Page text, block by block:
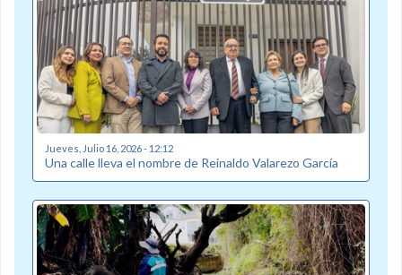
Jueves, Julio 16, 2026 - 12:12
Una calle lleva el nombre de Reinaldo Valarezo García